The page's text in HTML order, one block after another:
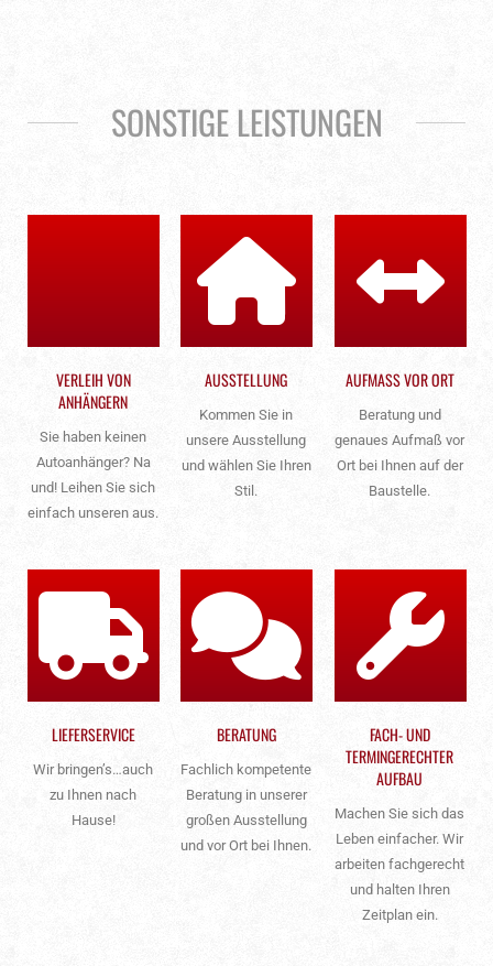
SONSTIGE LEISTUNGEN
VERLEIH VON
ANHÄNGERN
Sie haben keinen
Autoanhänger? Na
und! Leihen Sie sich
einfach unseren aus.
AUSSTELLUNG
Kommen Sie in
unsere Ausstellung
und wählen Sie Ihren
Stil.
AUFMASS VOR ORT
Beratung und
genaues Aufmaß vor
Ort bei Ihnen auf der
Baustelle.
LIEFERSERVICE
Wir bringen’s…auch
zu Ihnen nach
Hause!
BERATUNG
Fachlich kompetente
Beratung in unserer
großen Ausstellung
und vor Ort bei Ihnen.
FACH- UND
TERMINGERECHTER
AUFBAU
Machen Sie sich das
Leben einfacher. Wir
arbeiten fachgerecht
und halten Ihren
Zeitplan ein.